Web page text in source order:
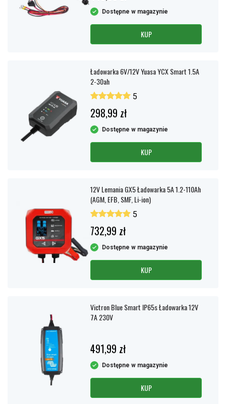
Dostępne w magazynie
KUP
Ładowarka 6V/12V Yuasa YCX Smart 1.5A
2-30ah
5
298,99 zł
Dostępne w magazynie
KUP
12V Lemania GX5 Ładowarka 5A 1.2-110Ah
(AGM, EFB, SMF, Li-ion)
5
732,99 zł
Dostępne w magazynie
KUP
Victron Blue Smart IP65s Ładowarka 12V
7A 230V
491,99 zł
Dostępne w magazynie
KUP